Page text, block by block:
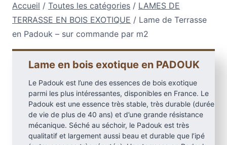
Accueil / Toutes les catégories / LAMES DE
TERRASSE EN BOIS EXOTIQUE / Lame de Terrasse
en Padouk – sur commande par m2
Lame en bois exotique en PADOUK
Le Padouk est l’une des essences de bois exotique
parmi les plus intéressantes, disponibles en France. Le
Padouk est une essence très stable, très durable (durée
de vie de plus de 40 ans) et d’une grande résistance
mécanique. Séché au séchoir, le Padouk est très
qualitatif et largement aussi beau et durable que l’ipé